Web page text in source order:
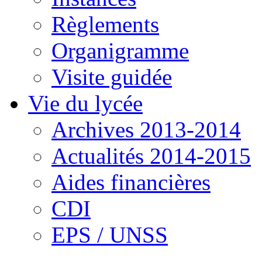
Règlements
Organigramme
Visite guidée
Vie du lycée
Archives 2013-2014
Actualités 2014-2015
Aides financières
CDI
EPS / UNSS